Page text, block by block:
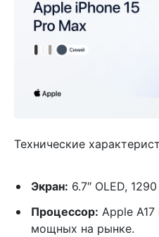
Технические
Экран: 6.7″ OLED,
Процессор: Apple
мощных на рынке.